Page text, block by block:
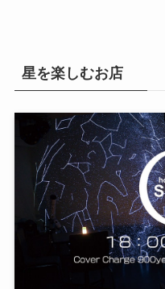
星を楽しむお店